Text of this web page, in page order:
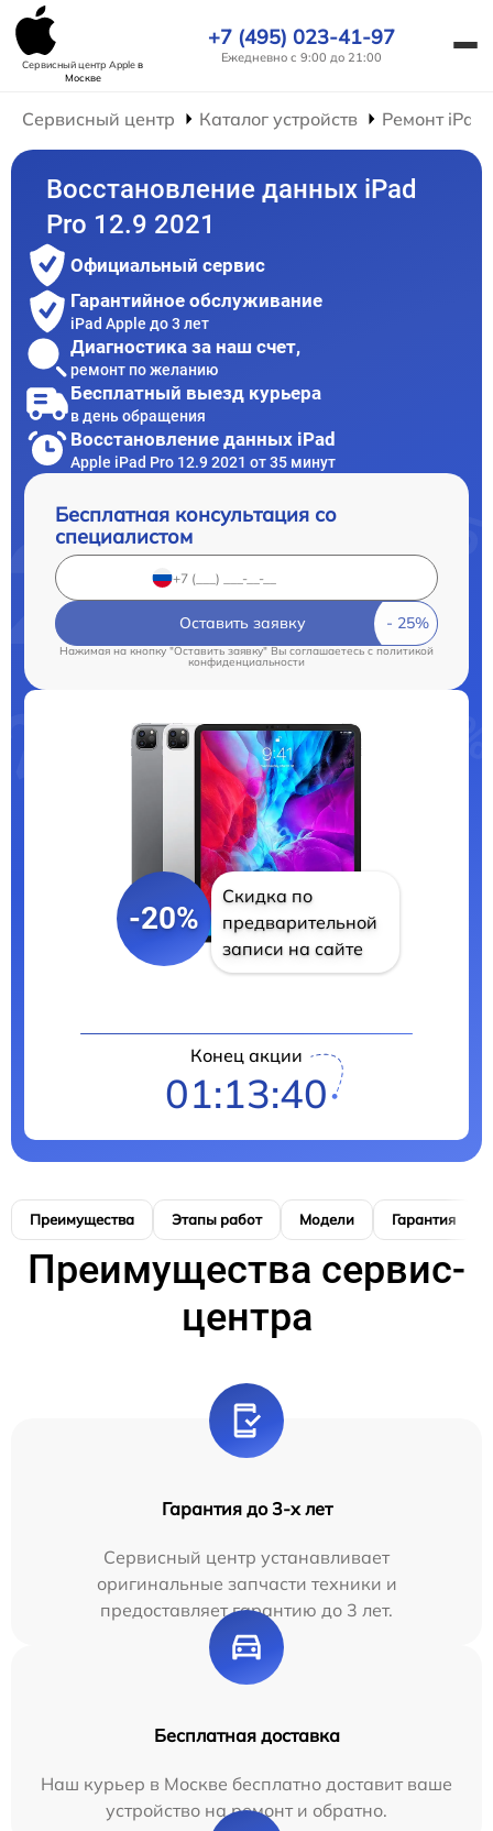
Сервисный центр Appleв
Москве
+7 (495) 023-41-97
Ежедневно с 9:00 до 21:00
Сервисный центр Каталог устройств Ремонт iPad
Восстановление данных iPad
Pro 12.9 2021
Официальный сервис
Гарантийное обслуживание
iPad Apple до 3 лет
Диагностика за наш счет,
ремонт по желанию
Бесплатный выезд курьера
в день обращения
Восстановление данных iPad
Apple iPad Pro 12.9 2021 от 35 минут
Бесплатная консультация со
специалистом
Оставить заявку
Нажимая на кнопку "Оставить заявку" Вы соглашаетесь cполитикой
конфиденциальности
-20%
Скидка по
предварительной
записи на сайте
Конец акции
01:13:39
Преимущества Этапы работ Модели Гарантия
Преимущества сервис-
центра
Гарантия до 3-х лет
Сервисный центр устанавливает
оригинальные запчасти техники и
предоставляет гарантию до 3 лет.
Бесплатная доставка
Наш курьер в Москве бесплатно доставит ваше
устройство на ремонт и обратно.